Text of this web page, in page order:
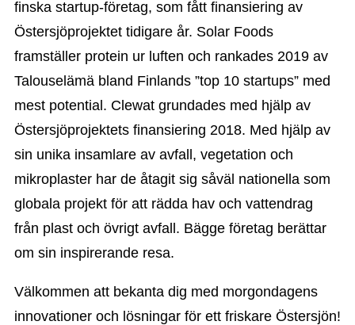
finska startup-företag, som fått finansiering av
Östersjöprojektet tidigare år. Solar Foods
framställer protein ur luften och rankades 2019 av
Talouselämä bland Finlands ”top 10 startups” med
mest potential. Clewat grundades med hjälp av
Östersjöprojektets finansiering 2018. Med hjälp av
sin unika insamlare av avfall, vegetation och
mikroplaster har de åtagit sig såväl nationella som
globala projekt för att rädda hav och vattendrag
från plast och övrigt avfall. Bägge företag berättar
om sin inspirerande resa.
Välkommen att bekanta dig med morgondagens
innovationer och lösningar för ett friskare Östersjön!